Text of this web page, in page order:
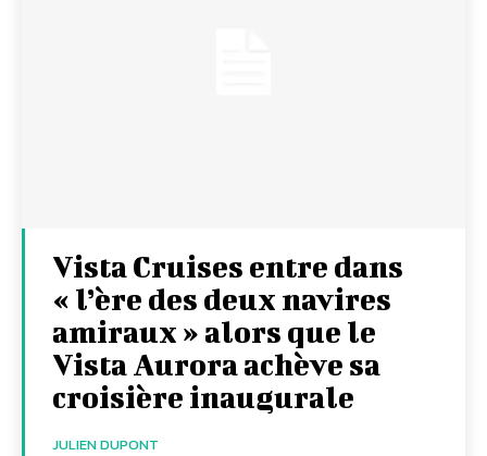
Vista Cruises entre dans
« l’ère des deux navires
amiraux » alors que le
Vista Aurora achève sa
croisière inaugurale
JULIEN DUPONT